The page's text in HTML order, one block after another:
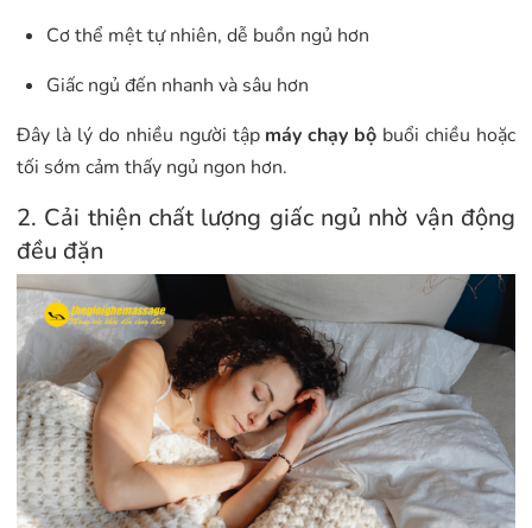
Cơ thể mệt tự nhiên, dễ buồn ngủ hơn
Giấc ngủ đến nhanh và sâu hơn
Đây là lý do nhiều người tập máy chạy bộ buổi chiều hoặc
tối sớm cảm thấy ngủ ngon hơn.
2. Cải thiện chất lượng giấc ngủ nhờ vận động
đều đặn